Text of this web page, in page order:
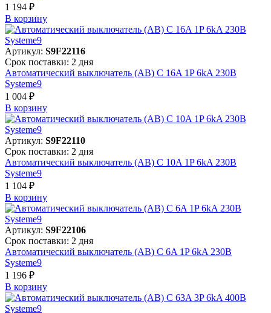
1 194 ₽
В корзинy
Артикул: S9F22116
Срок поставки: 2 дня
Автоматический выключатель (АВ) C 16A 1P 6kA 230В
Systeme9
1 004 ₽
В корзинy
Артикул: S9F22110
Срок поставки: 2 дня
Автоматический выключатель (АВ) C 10A 1P 6kA 230В
Systeme9
1 104 ₽
В корзинy
Артикул: S9F22106
Срок поставки: 2 дня
Автоматический выключатель (АВ) C 6A 1P 6kA 230В
Systeme9
1 196 ₽
В корзинy